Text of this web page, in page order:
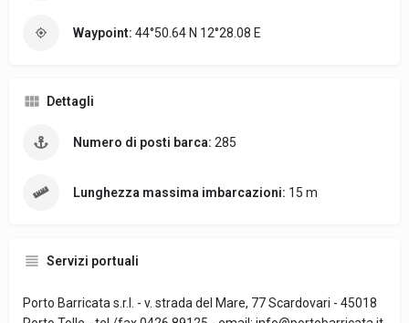
Waypoint: 44°50.64 N 12°28.08 E
Dettagli
Numero di posti barca: 285
Lunghezza massima imbarcazioni: 15 m
Servizi portuali
Porto Barricata s.r.l. - v. strada del Mare, 77 Scardovari - 45018